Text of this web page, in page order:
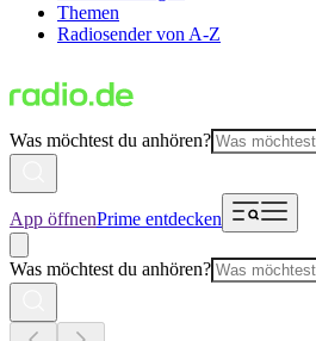
Themen
Radiosender von A-Z
Was möchtest du anhören?
App öffnenPrime entdecken
Was möchtest du anhören?